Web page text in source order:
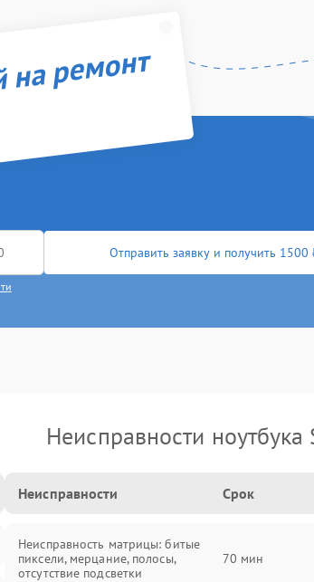
ремонт
Отправить заявку и получить 1500
Неисправности ноутбука
Неисправности Срок
Неисправность матрицы: битые
пиксели, мерцание, полосы,
отсутствие подсветки
70 мин